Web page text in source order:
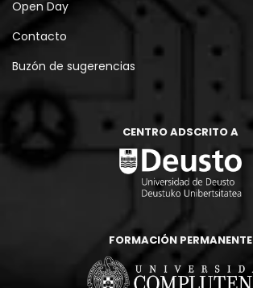
Open Day
Contacto
Buzón de sugerencias
CENTRO ADSCRITO A
FORMACIÓN PERMANENTE